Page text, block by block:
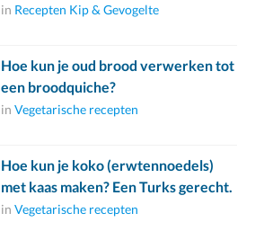
in Recepten Kip & Gevogelte
Hoe kun je oud brood verwerken tot
een broodquiche?
in Vegetarische recepten
Hoe kun je koko (erwtennoedels)
met kaas maken? Een Turks gerecht.
in Vegetarische recepten